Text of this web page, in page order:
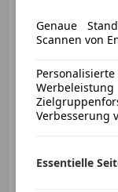
Genaue
Scannen von
Verbesserung
Essentielle